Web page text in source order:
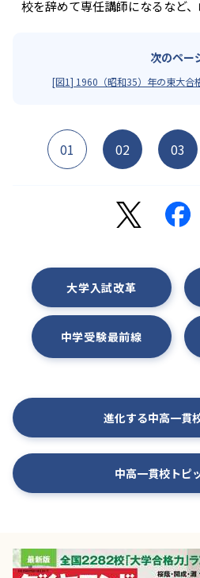
校を辞めて専任講師になるなど
[図1] 1960（昭和35）年の東大合
01 02 03
大学入試改革
中学受験最前線
進化する中高一貫
中高一貫校トピ